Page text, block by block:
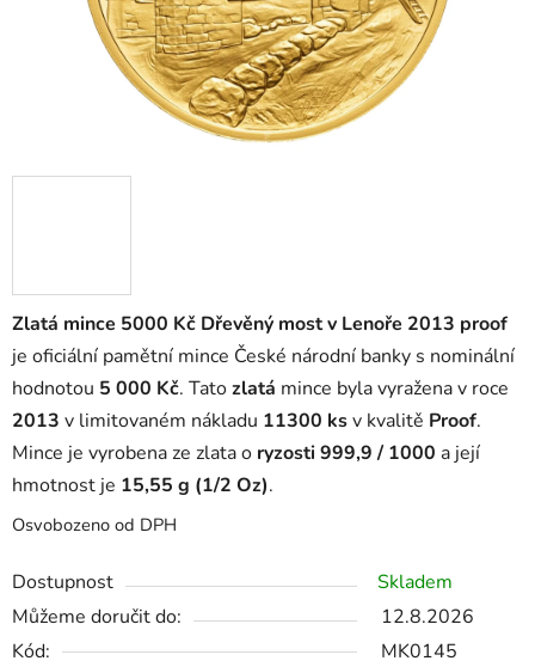
Zlatá mince 5000 Kč Dřevěný most v Lenoře 2013 proof
je oficiální pamětní mince České národní banky s nominální
hodnotou 5 000 Kč. Tatozlatá mince byla vyražena v roce
2013 v limitovaném nákladu 11300 ksv kvalitě Proof.
Mince je vyrobena ze zlata o ryzosti 999,9 / 1000 a její
hmotnost je 15,55 g (1/2 Oz).
Osvobozeno od DPH
Dostupnost
Skladem
Můžeme doručit do:
12.8.2026
Kód:
MK0145